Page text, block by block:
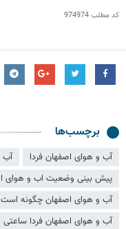
کد مطلب974974
برچسب‌ها
آب و هوای اصفهان فردا
آب
پیش بینی وضعیت اب و هوای
آب و هوای اصفهان چگونه است
آب و هوای اصفهان فردا ساعتی